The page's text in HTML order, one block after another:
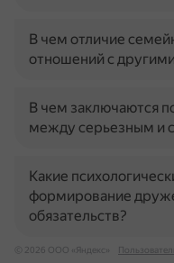
В чем отличие
отношений с
В чем заключаются
между серьезным и
Какие
формирование
обязательств?
© 2026 ООО «Яндекс»